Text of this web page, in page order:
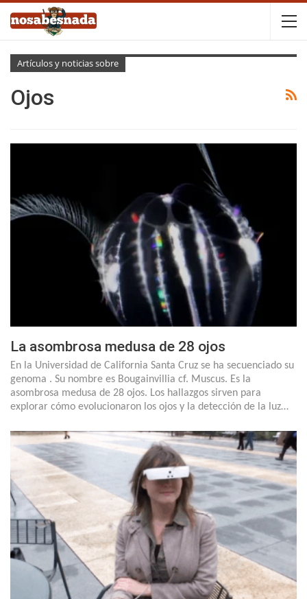
Artículos y noticias sobre
Ojos
La asombrosa medusa de 28 ojos
En la Universidad de California Santa Cruz se ha secuenciado su
genoma . Su nombre es Bougainvillia cf. Muscus. Es la
asombrosa medusa de 28 ojos. Los hallazgos sirven para
explorar cómo evolucionaron los ojos y la detección de la luz…